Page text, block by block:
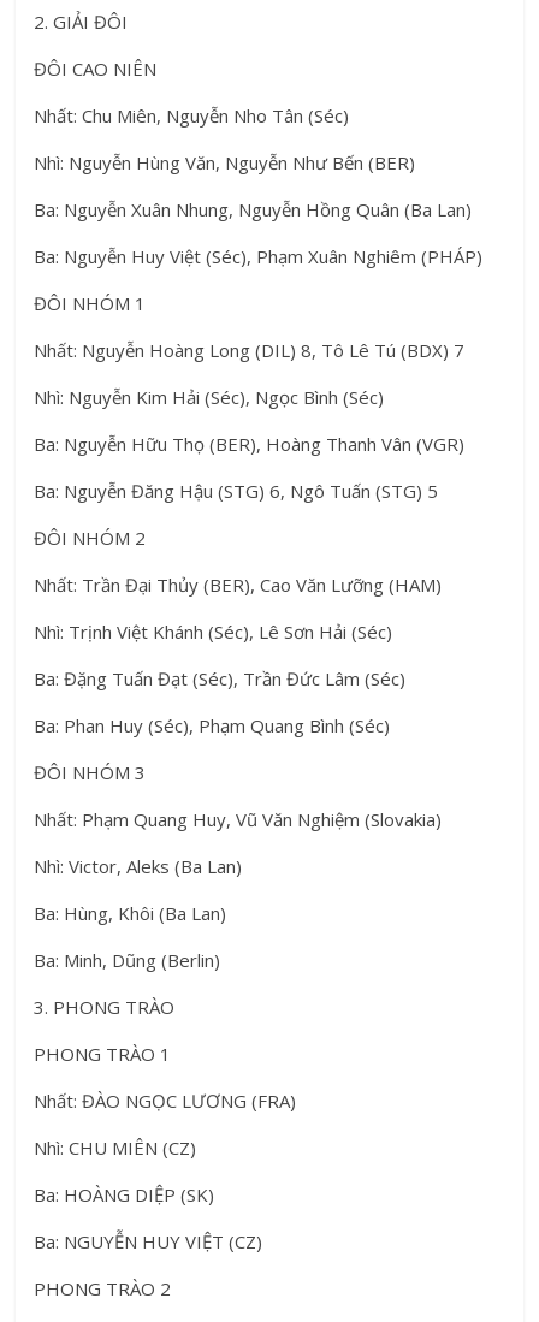
2. GIẢI ĐÔI
ĐÔI CAO NIÊN
Nhất: Chu Miên, Nguyễn Nho Tân (Séc)
Nhì: Nguyễn Hùng Văn, Nguyễn Như Bến (BER)
Ba: Nguyễn Xuân Nhung, Nguyễn Hồng Quân (Ba Lan)
Ba: Nguyễn Huy Việt (Séc), Phạm Xuân Nghiêm (PHÁP)
ĐÔI NHÓM 1
Nhất: Nguyễn Hoàng Long (DIL) 8, Tô Lê Tú (BDX) 7
Nhì: Nguyễn Kim Hải (Séc), Ngọc Bình (Séc)
Ba: Nguyễn Hữu Thọ (BER), Hoàng Thanh Vân (VGR)
Ba: Nguyễn Đăng Hậu (STG) 6, Ngô Tuấn (STG) 5
ĐÔI NHÓM 2
Nhất: Trần Đại Thủy (BER), Cao Văn Lưỡng (HAM)
Nhì: Trịnh Việt Khánh (Séc), Lê Sơn Hải (Séc)
Ba: Đặng Tuấn Đạt (Séc), Trần Đức Lâm (Séc)
Ba: Phan Huy (Séc), Phạm Quang Bình (Séc)
ĐÔI NHÓM 3
Nhất: Phạm Quang Huy, Vũ Văn Nghiệm (Slovakia)
Nhì: Victor, Aleks (Ba Lan)
Ba: Hùng, Khôi (Ba Lan)
Ba: Minh, Dũng (Berlin)
3. PHONG TRÀO
PHONG TRÀO 1
Nhất: ĐÀO NGỌC LƯƠNG (FRA)
Nhì: CHU MIÊN (CZ)
Ba: HOÀNG DIỆP (SK)
Ba: NGUYỄN HUY VIỆT (CZ)
PHONG TRÀO 2